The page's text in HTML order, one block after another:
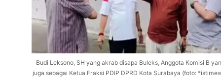
Budi Leksono, SH yang akrab disapa Buleks, Anggota Komisi B
juga sebagai Ketua Fraksi PDIP DPRD Kota Surabaya (foto: